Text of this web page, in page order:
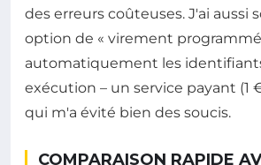
des erreurs coûteuses. J'ai aussi
option de « virement
automatiquement les
exécution – un service payant (1
qui m'a évité bien des soucis.
COMPARAISON RAPIDE